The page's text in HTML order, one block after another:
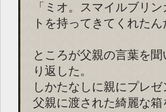
「ミオ。スマイルブリ
トを持ってきてくれたん
ところが父親の言葉を
り返した。
しかたなしに親にプレ
父親に渡された綺麗な